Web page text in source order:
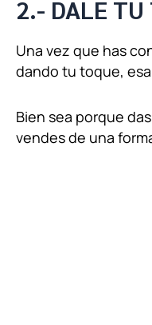
2.- DALE TU
Una vez que has
dando tu toque,
Bien sea porque
vendes de una